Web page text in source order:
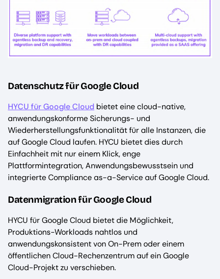
Datenschutz für Google Cloud
HYCU für Google Cloud bietet eine cloud-native,
anwendungskonforme Sicherungs- und
Wiederherstellungsfunktionalität für alle Instanzen, die
auf Google Cloud laufen. HYCU bietet dies durch
Einfachheit mit nur einem Klick, enge
Plattformintegration, Anwendungsbewusstsein und
integrierte Compliance as-a-Service auf Google Cloud.
Datenmigration für Google Cloud
HYCU für Google Cloud bietet die Möglichkeit,
Produktions-Workloads nahtlos und
anwendungskonsistent von On-Prem oder einem
öffentlichen Cloud-Rechenzentrum auf ein Google
Cloud-Projekt zu verschieben.